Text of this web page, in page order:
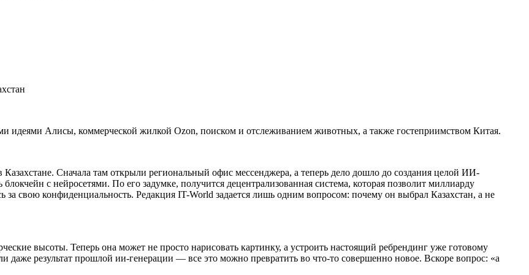
идеями Алисы, коммерческой жилкой Ozon, поиском и отслеживанием животных, а также гостеприимством Китая.
Казахстане. Сначала там открыли региональный офис мессенджера, а теперь дело дошло до создания целой ИИ-
с нейросетями. По его задумке, получится децентрализованная система, которая позволит миллиарду
за свою конфиденциальность. Редакция IT-World задается лишь одним вопросом: почему он выбрал Казахстан, а не
высоты. Теперь она может не просто нарисовать картинку, а устроить настоящий ребрендинг уже готовому
результат прошлой ии-генерации — все это можно превратить во что-то совершенно новое. Вскоре вопрос: «а